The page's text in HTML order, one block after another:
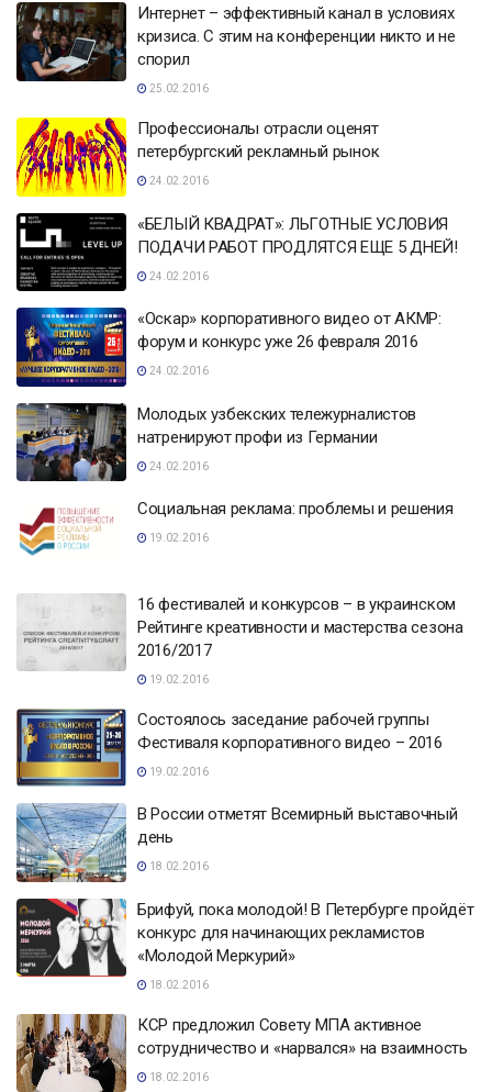
Интернет – эффективный канал в условиях
кризиса. С этим на конференции никто и не
спорил
25.02.2016
Профессионалы отрасли оценят
петербургский рекламный рынок
24.02.2016
«БЕЛЫЙ КВАДРАТ»: ЛЬГОТНЫЕ УСЛОВИЯ
ПОДАЧИ РАБОТ ПРОДЛЯТСЯ ЕЩЕ 5 ДНЕЙ!
24.02.2016
«Оскар» корпоративного видео от АКМР:
форум и конкурс уже 26 февраля 2016
24.02.2016
Молодых узбекских тележурналистов
натренируют профи из Германии
24.02.2016
Социальная реклама: проблемы и решения
19.02.2016
16 фестивалей и конкурсов – в украинском
Рейтинге креативности и мастерства сезона
2016/2017
19.02.2016
Состоялось заседание рабочей группы
Фестиваля корпоративного видео – 2016
19.02.2016
В России отметят Всемирный выставочный
день
18.02.2016
Брифуй, пока молодой! В Петербурге пройдёт
конкурс для начинающих рекламистов
«Молодой Меркурий»
18.02.2016
КСР предложил Совету МПА активное
сотрудничество и «нарвался» на взаимность
18.02.2016